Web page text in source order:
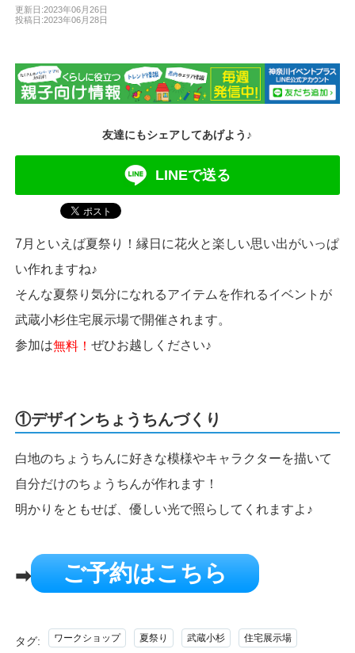
更新日:2023年06月26日
投稿日:2023年06月28日
友達にもシェアしてあげよう♪
LINEで送る
7月といえば夏祭り！縁日に花火と楽しい思い出がいっぱ
い作れますね♪
そんな夏祭り気分になれるアイテムを作れるイベントが
武蔵小杉住宅展示場で開催されます。
参加は無料！ ぜひお越しください♪
①デザインちょうちんづくり
白地のちょうちんに好きな模様やキャラクターを描いて
自分だけのちょうちんが作れます！
明かりをともせば、優しい光で照らしてくれますよ♪
➡ ご予約はこちら
タグ: ワークショップ 夏祭り 武蔵小杉 住宅展示場